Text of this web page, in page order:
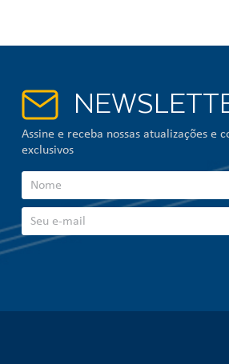
Assine e receba nossas atualizações e
exclusivos